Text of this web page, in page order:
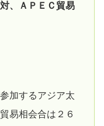
、ＡＰＥＣ貿易
加するアジア太
易相会合は２６